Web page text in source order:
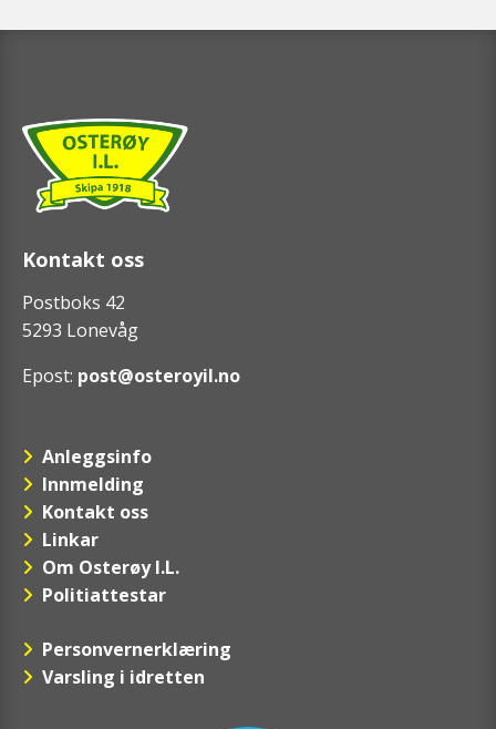
Kontakt oss
Postboks 42
5293 Lonevåg
Epost: post@osteroyil.no
Anleggsinfo
Innmelding
Kontakt oss
Linkar
Om Osterøy I.L.
Politiattestar
Personvernerklæring
Varsling i idretten